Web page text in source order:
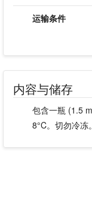
运输条件
内容与储存
包含一瓶 (1.5
8°C。切勿冷冻